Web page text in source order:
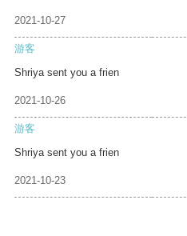
2021-10-27
游客
Shriya sent you a frien
2021-10-26
游客
Shriya sent you a frien
2021-10-23